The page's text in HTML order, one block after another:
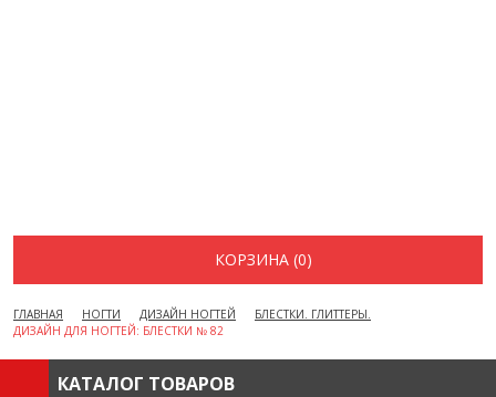
КОРЗИНА (0)
ГЛАВНАЯ НОГТИ ДИЗАЙН НОГТЕЙ
БЛЕСТКИ. ГЛИТТЕРЫ.
ДИЗАЙН ДЛЯ НОГТЕЙ: БЛЕСТКИ № 82
КАТАЛОГ ТОВАРОВ